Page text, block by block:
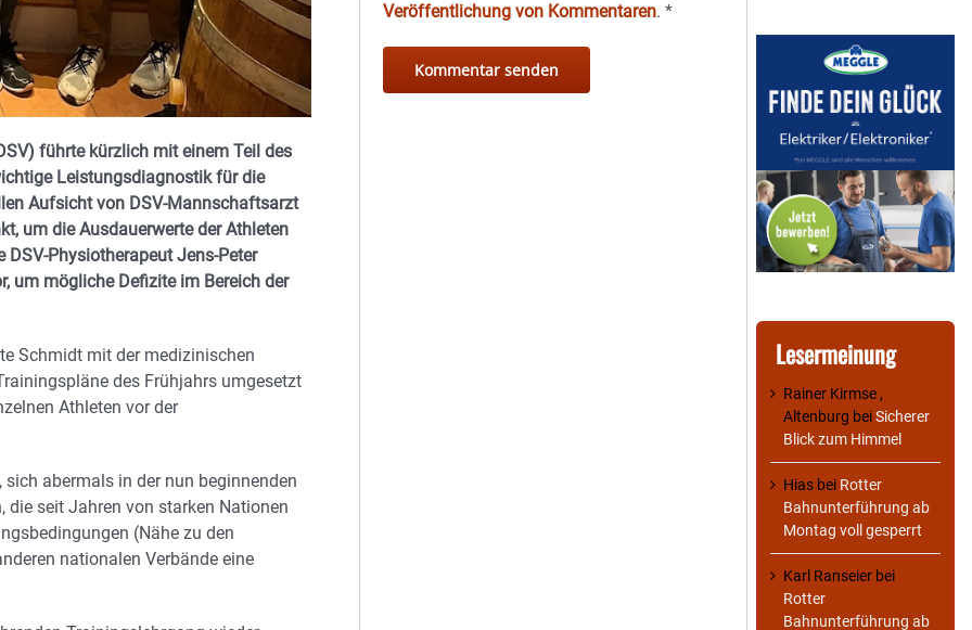
führte kürzlich mit einem Teil des
Leistungsdiagnostik für die
Aufsicht von DSV-Mannschaftsarzt
um die Ausdauerwerte der Athleten
Physiotherapeut Jens-Peter
um mögliche Defizite im Bereich der
Schmidt mit der medizinischen
des Frühjahrs umgesetzt
Athleten vor der
abermals in der nun beginnenden
die seit Jahren von starken Nationen
(Nähe zu den
nationalen Verbände eine
Veröffentlichung von Kommentaren.*
Lesermeinung
Rainer Kirmse ,
Altenburg beiSicherer
Blick zum Himmel
Hias bei Rotter
Bahnunterführung ab
Montag voll gesperrt
Karl Ranseier bei
Rotter
Bahnunterführung ab